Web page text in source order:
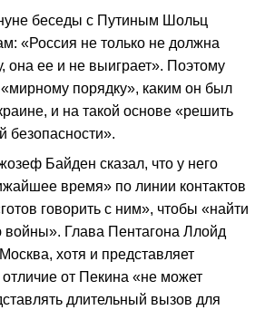
беседы с Путиным Шольц
«Россия не только не должна
она ее и не выиграет». Поэтому
порядку», каким он был
и на такой основе «решить
безопасности».
Байден сказал, что у него
время» по линии контактов
говорить с ним», чтобы «найти
войны». Глава Пентагона Ллойд
хотя и представляет
отличие от Пекина «не может
длительный вызов для